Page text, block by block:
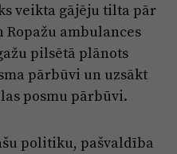
veikta gājēju tilta pār
ambulances
pilsētā plānots
pārbūvi un uzsākt
posmu pārbūvi.
politiku, pašvaldība